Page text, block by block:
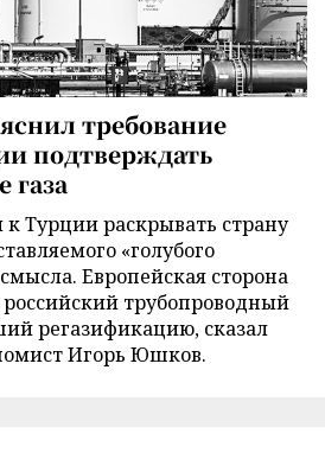
требование
подтверждать
газа
Турции раскрывать страну
«голубого
Европейская сторона
трубопроводный
регазификацию, сказал
Игорь Юшков.